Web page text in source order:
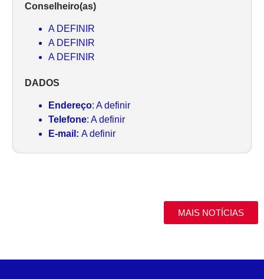
Conselheiro(as)
A DEFINIR
A DEFINIR
A DEFINIR
DADOS
Endereço: A definir
Telefone: A definir
E-mail: A definir
MAIS NOTÍCIAS